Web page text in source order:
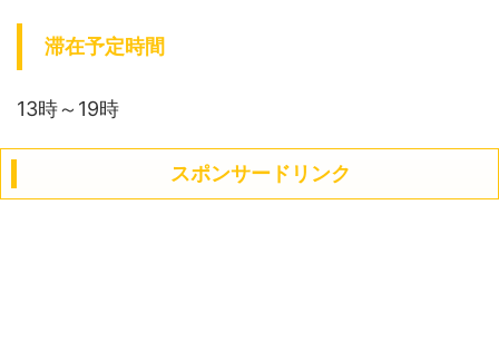
滞在予定時間
13時～19時
スポンサードリンク